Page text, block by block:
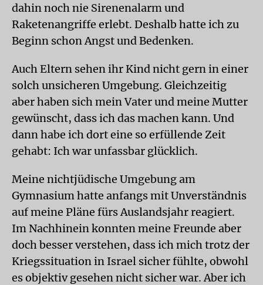
dahin noch nie Sirenenalarm und
Raketenangriffe erlebt. Deshalb hatte ich zu
Beginn schon Angst und Bedenken.
Auch Eltern sehen ihr Kind nicht gern in einer
solch unsicheren Umgebung. Gleichzeitig
aber haben sich mein Vater und meine Mutter
gewünscht, dass ich das machen kann. Und
dann habe ich dort eine so erfüllende Zeit
gehabt: Ich war unfassbar glücklich.
Meine nichtjüdische Umgebung am
Gymnasium hatte anfangs mit Unverständnis
auf meine Pläne fürs Auslandsjahr reagiert.
Im Nachhinein konnten meine Freunde aber
doch besser verstehen, dass ich mich trotz der
Kriegssituation in Israel sicher fühlte, obwohl
es objektiv gesehen nicht sicher war. Aber ich